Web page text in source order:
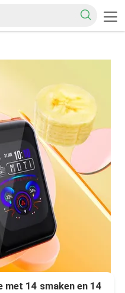
met 14 smaken en 14